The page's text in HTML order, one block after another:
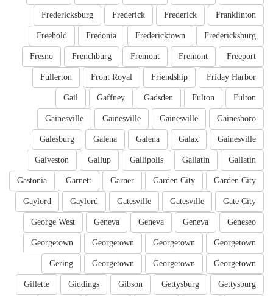
Franklinton
Frederick
Frederick
Fredericksburg
Fredericksburg
Fredericktown
Fredonia
Freehold
Freeport
Fremont
Fremont
Frenchburg
Fresno
Friday Harbor
Friendship
Front Royal
Fullerton
Fulton
Fulton
Gadsden
Gaffney
Gail
Gainesboro
Gainesville
Gainesville
Gainesville
Gainesville
Galax
Galena
Galena
Galesburg
Gallatin
Gallatin
Gallipolis
Gallup
Galveston
Garden City
Garden City
Garner
Garnett
Gastonia
Gate City
Gatesville
Gatesville
Gaylord
Gaylord
Geneseo
Geneva
Geneva
Geneva
George West
Georgetown
Georgetown
Georgetown
Georgetown
Georgetown
Georgetown
Georgetown
Gering
Gettysburg
Gettysburg
Gibson
Giddings
Gillette